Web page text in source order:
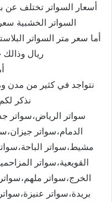
أسعار السواتر تختلف عن
السواتر الخشبية
أما سعر متر السواتر
ريال
نتواجد في كثير من مدن
نذكر
سواتر الرياض،سواتر
الدمام،سواتر
مشيط،سواتر
القويعية،سواتر
الخرج،سواتر
بريدة،سواتر